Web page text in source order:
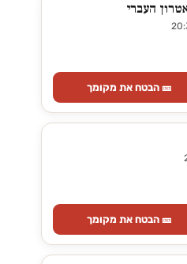
העברי
🎫 הבטח את מקומך
🎫 הבטח את מקומך